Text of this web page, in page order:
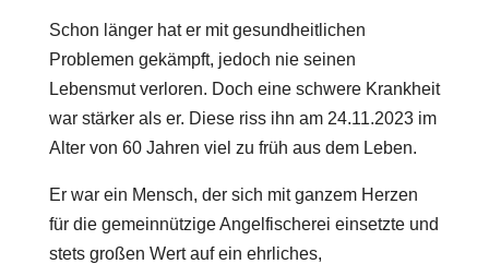
Schon länger hat er mit gesundheitlichen
Problemen gekämpft, jedoch nie seinen
Lebensmut verloren. Doch eine schwere Krankheit
war stärker als er. Diese riss ihn am 24.11.2023 im
Alter von 60 Jahren viel zu früh aus dem Leben.
Er war ein Mensch, der sich mit ganzem Herzen
für die gemeinnützige Angelfischerei einsetzte und
stets großen Wert auf ein ehrliches,